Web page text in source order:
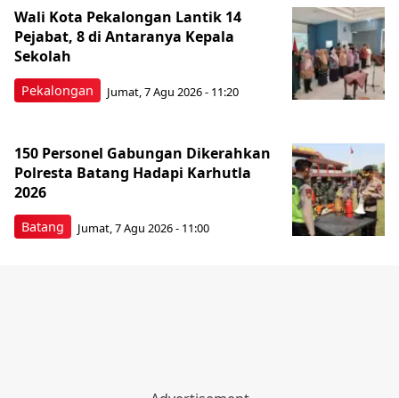
Pekalongan
Wali Kota Pekalongan Lantik 14
Pejabat, 8 di Antaranya Kepala
Sekolah
Jumat, 7 Agu 2026 - 11:20
Batang
150 Personel Gabungan Dikerahkan
Polresta Batang Hadapi Karhutla
2026
Jumat, 7 Agu 2026 - 11:00